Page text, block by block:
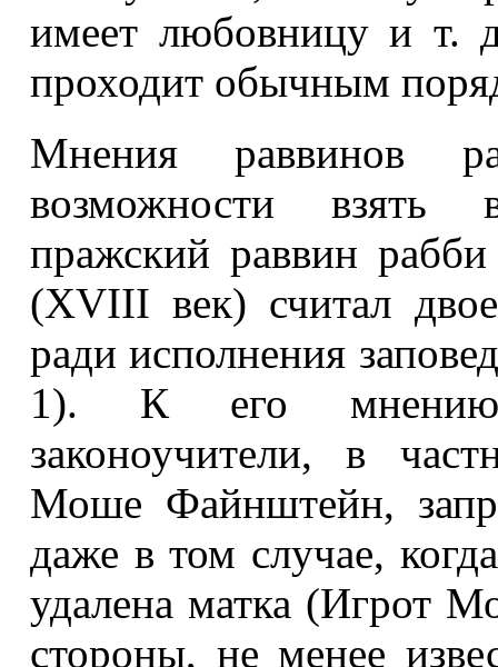
имеет любовницу и т.
проходит обычным
Мнения раввинов
возможности взять
пражский раввин
(XVIII век) считал
ради исполнения
1). К его мнению
законоучители, в
Моше Фaйнштейн,
даже в том случае,
удалена матка (Игрот
стороны, не менее